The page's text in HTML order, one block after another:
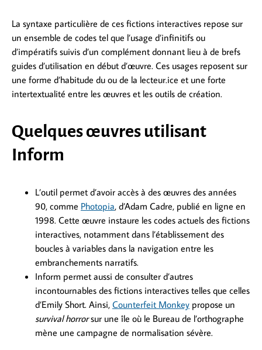
La syntaxe particulière de ces fictions interactives repose sur
un ensemble de codes tel que l’usage d’infinitifs ou
d’impératifs suivis d’un complément donnant lieu à de brefs
guides d’utilisation en début d’œuvre. Ces usages reposent sur
une forme d’habitude du ou de la lecteur.ice et une forte
intertextualité entre les œuvres et les outils de création.
Quelques œuvres utilisant
Inform
L’outil permet d’avoir accès à des œuvres des années
90, comme Photopia, d’Adam Cadre, publié en ligne en
1998. Cette œuvre instaure les codes actuels des fictions
interactives, notamment dans l’établissement des
boucles à variables dans la navigation entre les
embranchements narratifs.
Inform permet aussi de consulter d’autres
incontournables des fictions interactives telles que celles
d’Emily Short. Ainsi, Counterfeit Monkey propose un
survival horrorsur une île où le Bureau de l’orthographe
mène une campagne de normalisation sévère.